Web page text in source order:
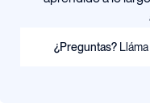
¿Preguntas?